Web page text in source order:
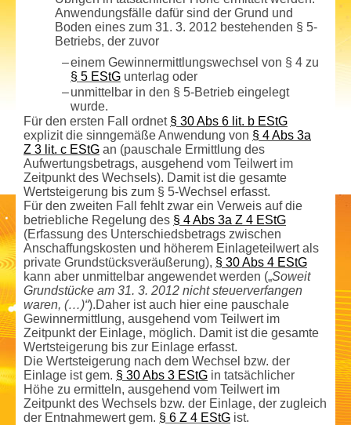
Anwendungsfälle dafür sind der Grund und
Boden eines zum 31. 3. 2012 bestehenden § 5-
Betriebs, der zuvor
–einem Gewinn­ermittlungswechsel von § 4 zu
§ 5 EStG unterlag oder
–unmittelbar in den § 5-Betrieb eingelegt
wurde.
Für den ersten Fall ordnet § 30 Abs 6 lit. b EStG
explizit die sinngemäße Anwendung von § 4 Abs 3a
Z 3 lit. c EStG an (pauschale Ermittlung des
Aufwertungs­betrags, ausgehend vom Teilwert im
Zeitpunkt des Wechsels). Damit ist die gesamte
Wertsteigerung bis zum § 5-Wechsel erfasst.
Für den zweiten Fall fehlt zwar ein Verweis auf die
betriebliche Regelung des § 4 Abs 3a Z 4 EStG
(Erfassung des Unterschieds­betrags zwischen
Anschaffungs­kosten und höherem Einlageteil­wert als
private Grundstücksveräußerung), § 30 Abs 4 EStG
kann aber unmittelbar angewendet werden („Soweit
Grundstücke am 31. 3. 2012 nicht steuerverfangen
waren, (…)“).Daher ist auch hier eine pauschale
Gewinn­ermittlung, ausgehend vom Teilwert im
Zeitpunkt der Einlage, möglich. Damit ist die gesamte
Wertsteigerung bis zur Einlage erfasst.
Die Wertsteigerung nach dem Wechsel bzw. der
Einlage ist gem. § 30 Abs 3 EStG in tatsächlicher
Höhe zu ermitteln, ausgehend vom Teilwert im
Zeitpunkt des Wechsels bzw. der Einlage, der zugleich
der Entnahme­wert gem. § 6 Z 4 EStG ist.